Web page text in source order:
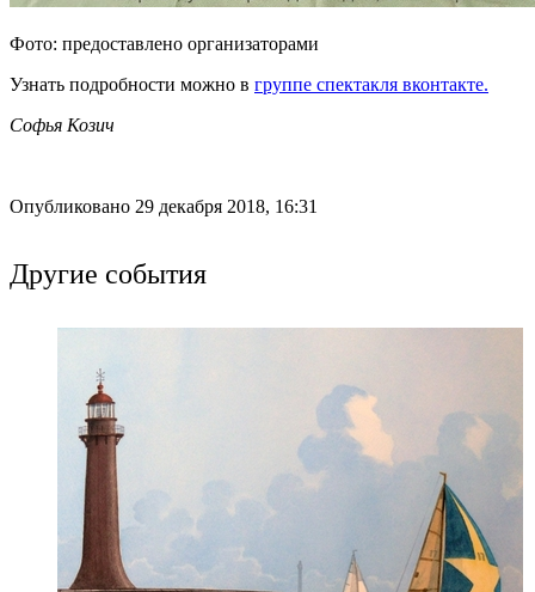
Фото: предоставлено организаторами
Узнать подробности можно в группе спектакля вконтакте.
Софья Козич
Опубликовано 29 декабря 2018, 16:31
Другие события